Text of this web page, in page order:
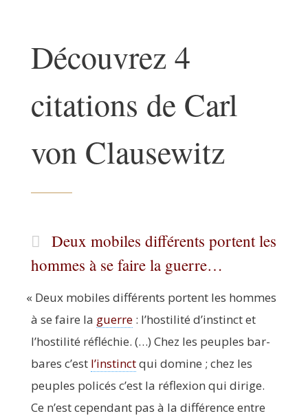
Découvrez 4
citations de Carl
von Clausewitz
Deux mobiles différents portent les
hommes à se faire la guerre…
« Deux mobiles dif­fé­rents portent les hommes
à se faire la guerre: l’hostilité d’instinct et
l’hostilité réflé­chie. (…) Chez les peuples bar­
bares c’est l’instinctqui domine ; chez les
peuples poli­cés c’est la réflexion qui dirige.
Ce n’est cepen­dant pas à la dif­fé­rence entre